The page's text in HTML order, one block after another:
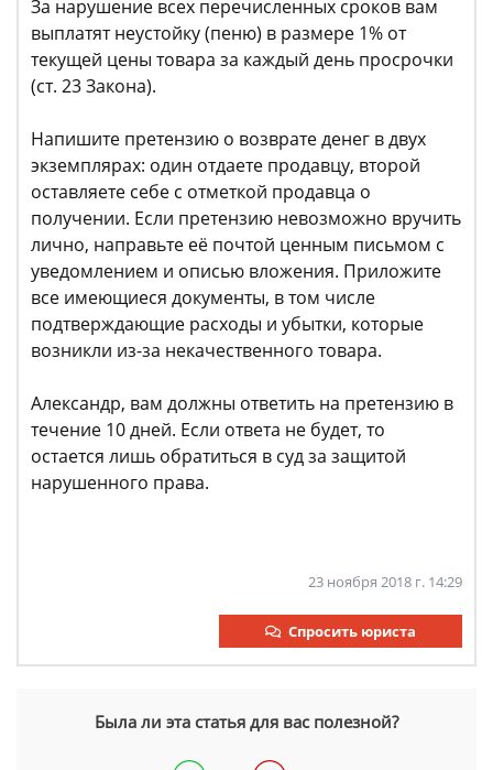
За нарушение всех перечисленных сроков вам
выплатят неустойку (пеню) в размере 1% от
текущей цены товара за каждый день просрочки
(ст. 23 Закона).
Напишите претензию о возврате денег в двух
экземплярах: один отдаете продавцу, второй
оставляете себе с отметкой продавца о
получении. Если претензию невозможно вручить
лично, направьте её почтой ценным письмом с
уведомлением и описью вложения. Приложите
все имеющиеся документы, в том числе
подтверждающие расходы и убытки, которые
возникли из-за некачественного товара.
Александр, вам должны ответить на претензию в
течение 10 дней. Если ответа не будет, то
остается лишь обратиться в суд за защитой
нарушенного права.
23 ноября 2018 г. 14:29
Спросить юриста
Была ли эта статья для вас полезной?